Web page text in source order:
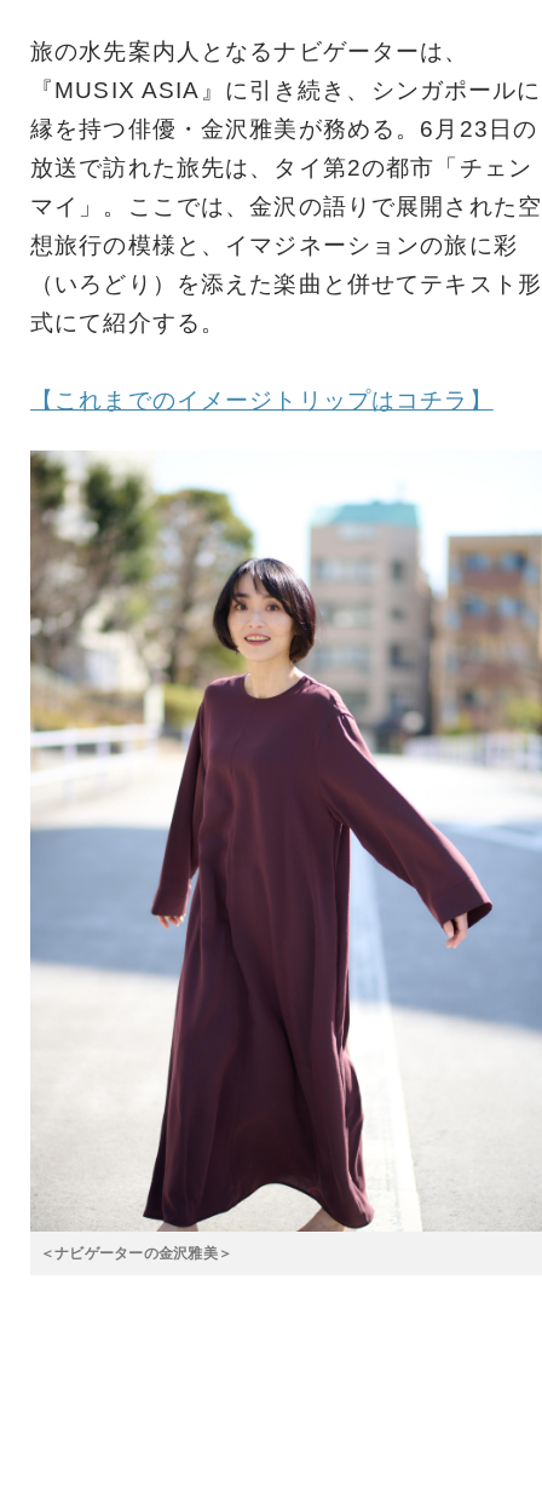
旅の水先案内人となるナビゲーターは、
『MUSIX ASIA』に引き続き、シンガポールに
縁を持つ俳優・金沢雅美が務める。6月23日の
放送で訪れた旅先は、タイ第2の都市「チェン
マイ」。ここでは、金沢の語りで展開された空
想旅行の模様と、イマジネーションの旅に彩
（いろどり）を添えた楽曲と併せてテキスト形
式にて紹介する。
【これまでのイメージトリップはコチラ】
＜ナビゲーターの金沢雅美＞